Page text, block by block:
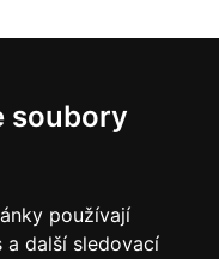
soubory
používají
a další sledovací